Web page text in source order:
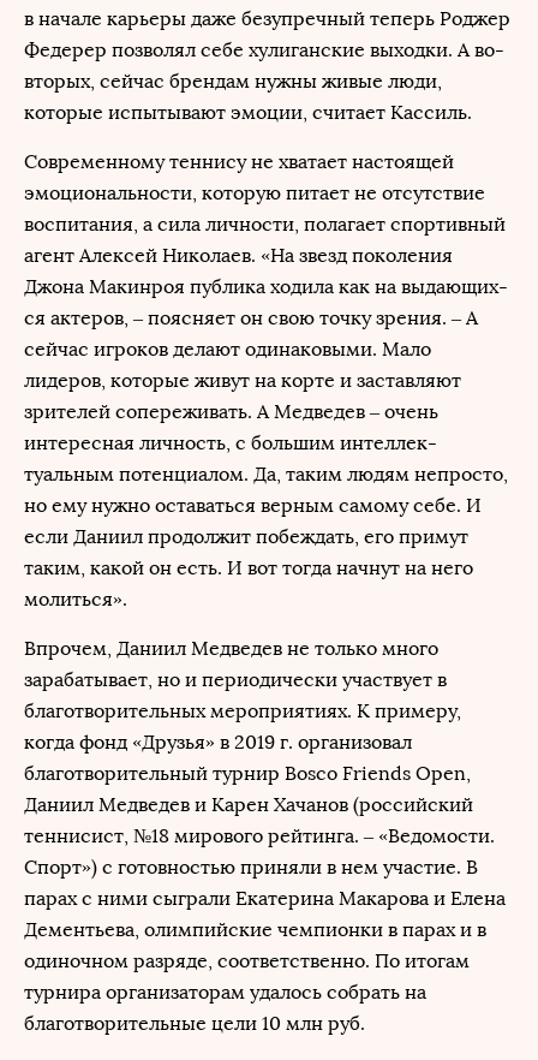
в начале карьеры даже безупречный теперь Роджер
Федерер позволял себе хулиганские выходки. А во-
вторых, сейчас брендам нужны живые люди,
которые испытывают эмоции, считает Кассиль.
Современному теннису не хватает настоящей
эмоциональности, которую питает не отсутствие
воспитания, а сила личности, полагает спортивный
агент Алексей Николаев. «На звезд поколения
Джона Макинроя публика ходила как на выдающих-
ся актеров, – поясняет он свою точку зрения. – А
сейчас игроков делают одинаковыми. Мало
лидеров, которые живут на корте и заставляют
зрителей сопереживать. А Медведев – очень
интересная личность, с большим интеллек-
туальным потенциалом. Да, таким людям непросто,
но ему нужно оставаться верным самому себе. И
если Даниил продолжит побеждать, его примут
таким, какой он есть. И вот тогда начнут на него
молиться».
Впрочем, Даниил Медведев не только много
зарабатывает, но и периодически участвует в
благотворительных мероприятиях. К примеру,
когда фонд «Друзья» в 2019 г. организовал
благотворительный турнир Bosco Friends Open,
Даниил Медведев и Карен Хачанов (российский
теннисист, №18 мирового рейтинга. – «Ведомости.
Спорт») с готовностью приняли в нем участие. В
парах с ними сыграли Екатерина Макарова и Елена
Дементьева, олимпийские чемпионки в парах и в
одиночном разряде, соответственно. По итогам
турнира организаторам удалось собрать на
благотворительные цели 10 млн руб.